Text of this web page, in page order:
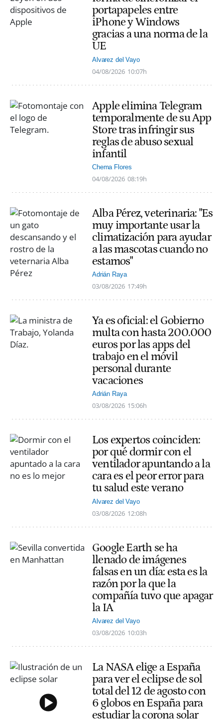
portapapeles entre
iPhone y Windows
gracias a una norma de la
UE
Alvarez del Vayo
04/08/2026 10:07h
Apple elimina Telegram
temporalmente de su App
Store tras infringir sus
reglas de abuso sexual
infantil
Chema Flores
04/08/2026 08:19h
Alba Pérez, veterinaria: "Es
muy importante usar la
climatización para ayudar
a las mascotas cuando no
estamos"
Adrián Raya
03/08/2026 17:49h
Ya es oficial: el Gobierno
multa con hasta 200.000
euros por las apps del
trabajo en el móvil
personal durante
vacaciones
Adrián Raya
03/08/2026 15:06h
Los expertos coinciden:
por qué dormir con el
ventilador apuntando a la
cara es el peor error para
tu salud este verano
Alvarez del Vayo
03/08/2026 12:08h
Google Earth se ha
llenado de imágenes
falsas en un día: esta es la
razón por la que la
compañía tuvo que apagar
la IA
Alvarez del Vayo
03/08/2026 10:03h
La NASA elige a España
para ver el eclipse de sol
total del 12 de agosto con
6 globos en España para
estudiar la corona solar